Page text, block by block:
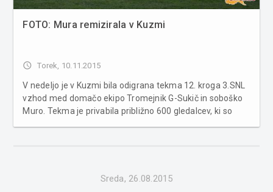
FOTO: Mura remizirala v Kuzmi
access_time Torek, 10.11.2015
V nedeljo je v Kuzmi bila odigrana tekma 12. kroga 3.SNL
vzhod med domačo ekipo Tromejnik G-Sukič in soboško
Muro. Tekma je privabila približno 600 gledalcev, ki so
Sreda, 26.08.2015